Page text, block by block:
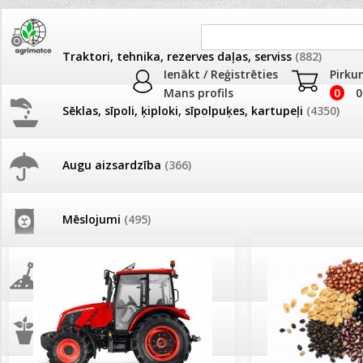
Ienākt / Reģistrēties
Mans profils
0
Traktori, tehnika, rezerves daļas, serviss (882)
Sēklas, sīpoli, ķiploki, sīpolpuķes, kartupeļi (4350)
Augu aizsardzība (366)
Mēslojumi (495)
Augsne, kūdra, mulča
Podi un kasetes(646)
JAUNUMI
Pašlasīšanas vietu katalogs
26.05. Vebinārs - Kā ierobežot
gliemežus piemājas dārzā un
Darba laiks Līgo svētkos
Ūdens piemērotības noteikšana
AKCIJAS
frēze + mulčieris +
AKCIJAS komplekts -
frontālais iekrāvējs
mulčieris + piekabe
AKCIJAS komplekts -
frēze + mulčieris